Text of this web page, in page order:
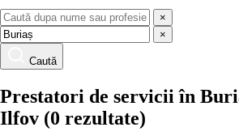
×
×
Caută
Prestatori de servicii în
Ilfov (0 rezultate)